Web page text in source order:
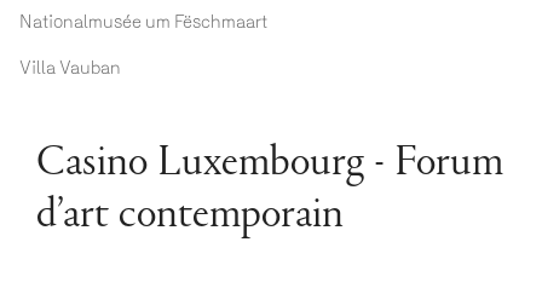
Nationalmusée um Fëschmaart
Villa Vauban
Casino Luxembourg - Forum
d’art contemporain